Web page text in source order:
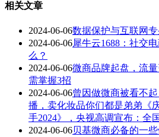
相关文章
2024-06-06数据保护与互联网专
2024-06-06犀牛云1688：社交
么？
2024-06-06微商品牌起盘，流
需掌握3招
2024-06-06曾因做微商被看不
播，卖化妆品你们都是弟弟《
手2024》，央视高调宣布：全
2024-06-06贝基微商必备的一